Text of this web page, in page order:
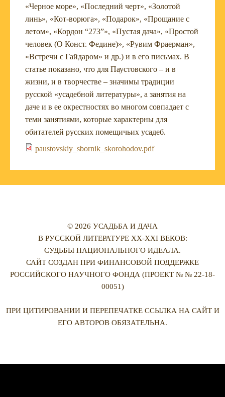
«Черное море», «Последний черт», «Золотой
линь», «Кот-ворюга», «Подарок», «Прощание с
летом», «Кордон “273”», «Пустая дача», «Простой
человек (О Конст. Федине)», «Рувим Фраерман»,
«Встречи с Гайдаром» и др.) и в его письмах. В
статье показано, что для Паустовского – и в
жизни, и в творчестве – значимы традиции
русской «усадебной литературы», а занятия на
даче и в ее окрестностях во многом совпадает с
теми занятиями, которые характерны для
обитателей русских помещичьих усадеб.
paustovskiy_sbornik_skorohodov.pdf
© 2026 УСАДЬБА И ДАЧА
В РУССКОЙ ЛИТЕРАТУРЕ XX-XXI ВЕКОВ:
СУДЬБЫ НАЦИОНАЛЬНОГО ИДЕАЛА.
САЙТ СОЗДАН ПРИ ФИНАНСОВОЙ ПОДДЕРЖКЕ
РОССИЙСКОГО НАУЧНОГО ФОНДА (ПРОЕКТ № № 22-18-
00051)
ПРИ ЦИТИРОВАНИИ И ПЕРЕПЕЧАТКЕ ССЫЛКА НА САЙТ И
ЕГО АВТОРОВ ОБЯЗАТЕЛЬНА.